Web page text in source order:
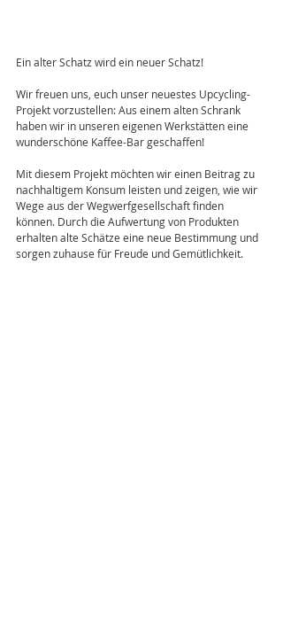
Ein alter Schatz wird ein neuer Schatz!
Wir freuen uns, euch unser neuestes Upcycling-
Projekt vorzustellen: Aus einem alten Schrank
haben wir in unseren eigenen Werkstätten eine
wunderschöne Kaffee-Bar geschaffen!
Mit diesem Projekt möchten wir einen Beitrag zu
nachhaltigem Konsum leisten und zeigen, wie wir
Wege aus der Wegwerfgesellschaft finden
können. Durch die Aufwertung von Produkten
erhalten alte Schätze eine neue Bestimmung und
sorgen zuhause für Freude und Gemütlichkeit.